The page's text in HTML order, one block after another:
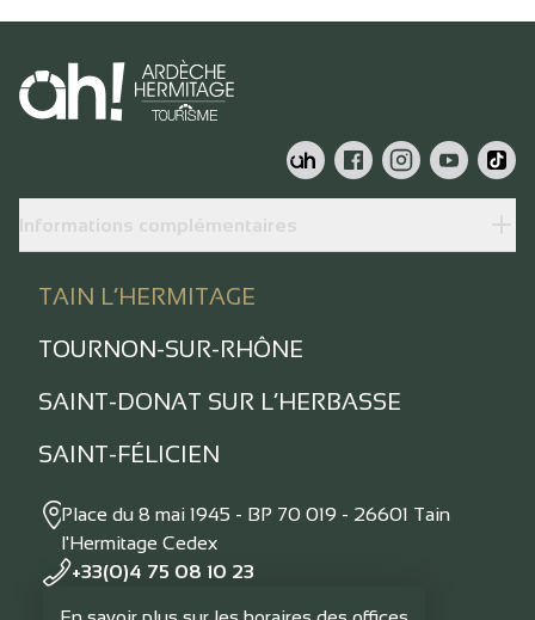
Informations complémentaires
TAIN L’HERMITAGE
TOURNON-SUR-RHÔNE
SAINT-DONAT SUR L’HERBASSE
SAINT-FÉLICIEN
Place du 8 mai 1945 - BP 70 019 - 26601 Tain
l'Hermitage Cedex
+33(0)4 75 08 10 23